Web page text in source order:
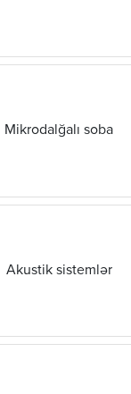
Mikrodalğalı soba
Akustik sistemlər